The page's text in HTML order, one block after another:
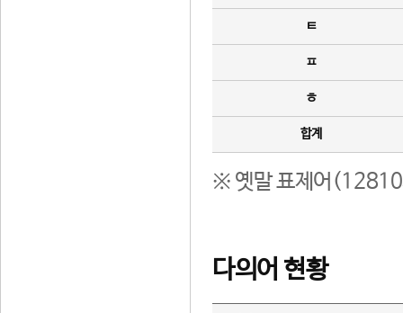
ㅌ
ㅍ
ㅎ
합계
※ 옛말 표제어(12810
다의어 현황